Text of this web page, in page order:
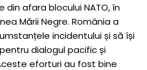
afara blocului NATO, în
Mării Negre. România a
incidentului și să își
dialogul pacific și
eforturi au fost bine